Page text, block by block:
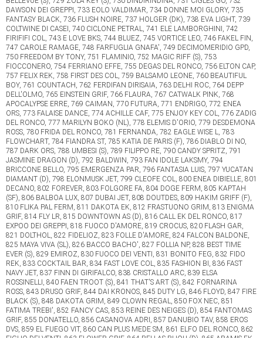
DAWSON DEI GREPPI, 733 EOLO VALDIMAR, 734 DONNE MOI GLORY, 735
FANTASY BLACK, 736 FLUSH NOIRE, 737 HOLGER (DK), 738 EVA LIGHT, 739
COLTWINE DI CASEI, 740 CICLONE PETRAL, 741 ELE LAMBORGHINI, 742
FIRIFIFI COL, 743 E LOVE BKS, 744 BLUEZ, 745 VORTICE LEO, 746 FAKEL FIN,
747 CAROLE RAMAGE, 748 FARFUGLIA GNAFA', 749 DECIMOMERIDIO GPD,
750 FREEDOM BY TONY, 751 FLAMINIO, 752 MAGIC RIFF (S), 753
FIOCCONERO, 754 FERRIANO EFFE, 755 DEGAS DEL RONCO, 756 ELTON CAP,
757 FELIX REK, 758 FIRST DES COL, 759 BALSAMO LEONE, 760 BEAUTIFUL
BOY, 761 COUNTACH, 762 FERDIFAN DIRISAIA, 763 DELHI ROC, 764 DEPP
DELL'OLMO, 765 EINSTEIN GRIF, 766 FLAURA, 767 CATWALK PINK, 768
APOCALYPSE ERRE, 769 CAIMAN, 770 FUTURA, 771 ENDRIGO, 772 ENEA
ORS, 773 FALAISE DANCE, 774 ACHILLE CAF, 775 ENJOY KEY COL, 776 ZADIG
DEL RONCO, 777 MARILYN BOKO (NL), 778 ELEMIS D'ORIO, 779 DESDEMONA
ROSS, 780 FRIDA DEL RONCO, 781 FERNANDA, 782 EAGLE WISE L, 783
FLOWCHART, 784 FIANDRA ST, 785 KATIA DE PARIS (F), 786 DIABLO DI NO,
787 DARK ORS, 788 UMBESI (S), 789 FILIPPO RE, 790 CANDY SPRITZ, 791
JASMINE DRAGON (D), 792 BALDWIN, 793 FAN IDOLE LAKSMY, 794
BRICCONE BELLO, 795 EMERGENZA PAR, 796 FANTASIA LUIS, 797 YUCATAN
DIAMANT (D), 798 ELONMUSK JET, 799 CLEOFE COL, 800 ENEA DIBIELLE, 801
DECANO, 802 FOREVER, 803 FOLGORE FA, 804 DOGE FERM, 805 KAPTAH
(SF), 806 BALBOA LUX, 807 DUBAI JET, 808 DOUTDES, 809 HAKIM GRIFF (F),
810 FLIKA PAL FERM, 811 DAKOTA EK, 812 FRASTUONO GRIM, 813 ENIGMA
GRIF, 814 FLY LR, 815 DOWNTOWN AS (D), 816 CALL EK DEL RONCO, 817
EXPOO DEI GREPPI, 818 FUOCO D'AMORE, 819 CROCUS, 820 FLASH GAR,
821 DOLTHOL, 822 FIDELIOZ, 823 FOLLE D'AMORE, 824 FALCON BALDONE,
825 MAYA VIVA (SL), 826 BACCO BACHO', 827 FOLLIA NP, 828 BEST TIME
EVER (S), 829 EMIROZ, 830 FUOCO DEI VENTI, 831 BONITO FEG, 832 FIDO
REK, 833 COCKTAIL BAR, 834 FAST LOVE COL, 835 FASHION BI, 836 FAST
NAVY JET, 837 FINN DI GIRIFALCO, 838 CRISTALLO ARC, 839 ELSA
ROSSINELLI, 840 FAEN TROOT (S), 841 THAT'S ART (S), 842 FORNARINA
ROSS, 843 DRUSO GRIF, 844 DAI KRONOS, 845 DUTY LG, 846 FLOYD, 847 FIRE
BLACK (S), 848 DAKOTA GRIM, 849 CLOWN REGAL, 850 FOX NEC, 851
FATIMA TREBI', 852 FANCY CAS, 853 REINE DES NEIGES (D), 854 FANTOMAS
GRIF, 855 DONATELLO, 856 CASANOVA ADRI, 857 DANUBIO TAV, 858 EROS
DVS, 859 EL FUEGO VIT, 860 CAN PLUS MEDE SM, 861 ELFO DEL RONCO, 862